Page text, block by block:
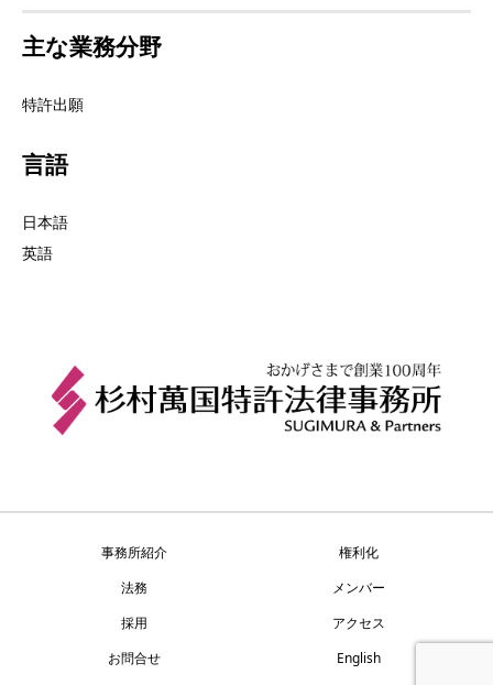
主な業務分野
特許出願
言語
日本語
英語
事務所紹介
権利化
法務
メンバー
採用
アクセス
お問合せ
English